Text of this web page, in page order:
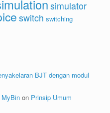
simulator
switch switching
BJT dengan modul
MyBin on Prinsip Umum